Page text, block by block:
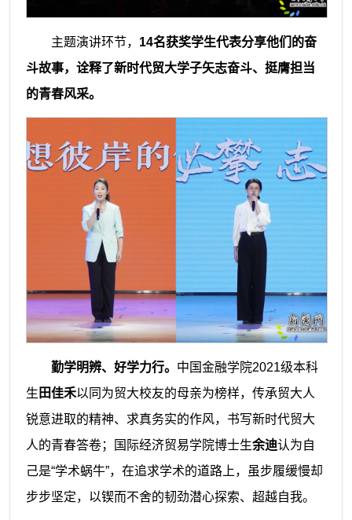
主题演讲环节， 14名获奖学生代表分享他们的奋
斗故事，诠释了新时代贸大学子矢志奋斗、挺膺担当
的青春风采。
勤学明辨、好学力行。 中国金融学院2021级本科
生 田佳禾以同为贸大校友的母亲为榜样，传承贸大人
锐意进取的精神、求真务实的作风，书写新时代贸大
人的青春答卷；国际经济贸易学院博士生余迪认为自
己是“学术蜗牛”，在追求学术的道路上，虽步履缓慢却
步步坚定，以锲而不舍的韧劲潜心探索、超越自我。